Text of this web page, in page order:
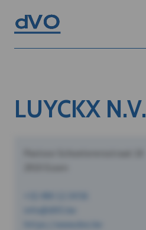
LUYCKX N.V.